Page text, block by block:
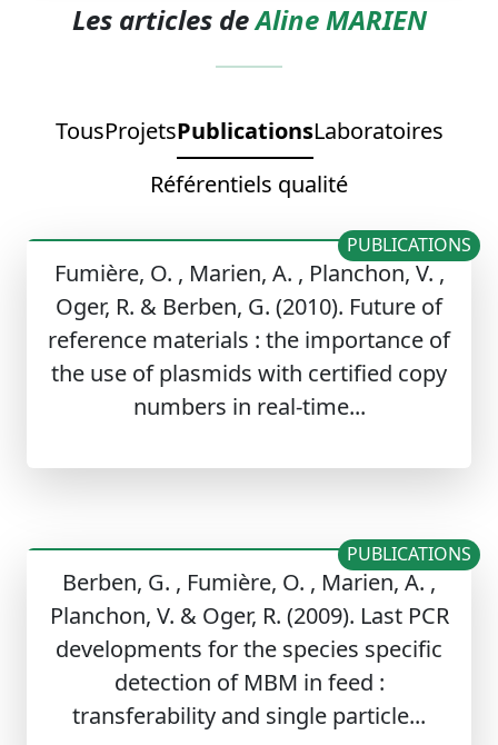
Les articles deAline MARIEN
TousProjetsPublicationsLaboratoires
Référentiels qualité
Fumière, O. , Marien, A. , Planchon, V. ,
Oger, R. & Berben, G. (2010). Future of
reference materials : the importance of
the use of plasmids with certified copy
numbers in real-time...
PUBLICATIONS
Berben, G. , Fumière, O. , Marien, A. ,
Planchon, V. & Oger, R. (2009). Last PCR
developments for the species specific
detection of MBM in feed :
transferability and single particle...
PUBLICATIONS